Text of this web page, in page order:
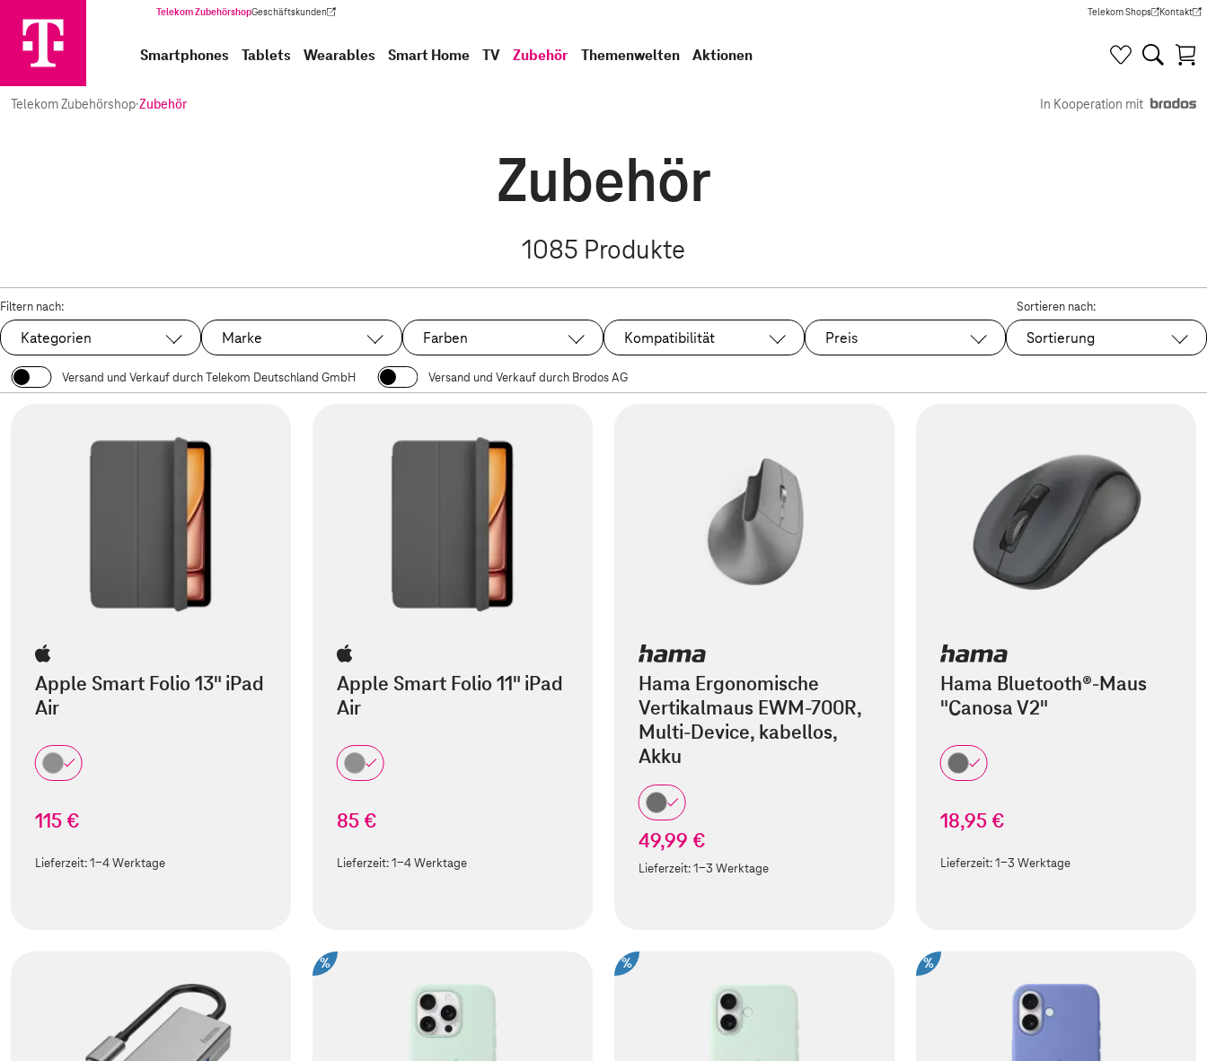
Telekom ZubehörshopGeschäftskunden
(Wird in einem neuen Tab geöffnet) Telekom Shops
(Wird in einem neuen Tab
Kontakt
(Wird in
Smartphones Tablets Wearables Smart Home TV Zubehör Themenwelten Aktionen
Telekom Zubehörshop·Zubehör In Kooperation mit
Zubehör
1085 Produkte
Filtern nach:
Kategorien Marke Farben Kompatibilität Preis
Sortieren nach:
Sortierung
Versand und Verkauf durch Telekom Deutschland GmbH Versand und Verkauf durch Brodos AG
Apple Smart Folio 13" iPad
Air
115 €
Lieferzeit:1-4 Werktage
Apple Smart Folio 11" iPad
Air
85 €
Lieferzeit:1-4 Werktage
Hama Ergonomische
Vertikalmaus EWM-700R,
Multi-Device, kabellos,
Akku
49,99 €
Lieferzeit:1-3 Werktage
Hama Bluetooth®-Maus
"Canosa V2"
18,95 €
Lieferzeit:1-3 Werktage
% % %